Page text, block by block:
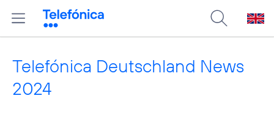
Telefónica Deutschland News
2024